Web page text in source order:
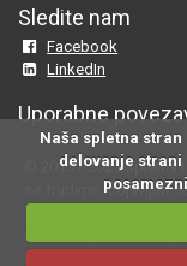
Sledite nam
Facebook
LinkedIn
Uporabne
© 2015 - 2025
se trudimo objavljati
ponudbi; če na naši
informacije, nam to
izdelkov so simbolične.
Naša spletna
delovanje strani